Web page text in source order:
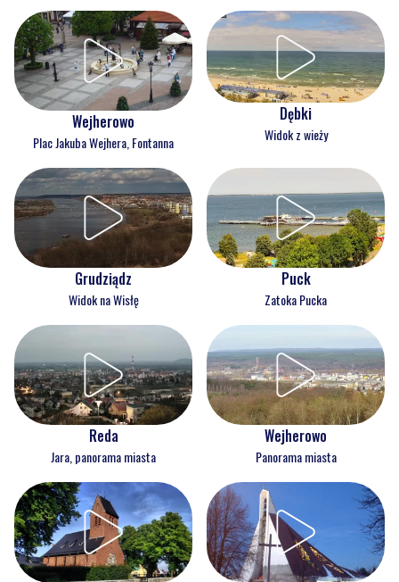
Wejherowo
Plac Jakuba Wejhera, Fontanna
Dębki
Widok z wieży
Grudziądz
Widok na Wisłę
Puck
Zatoka Pucka
Reda
Jara, panorama miasta
Wejherowo
Panorama miasta